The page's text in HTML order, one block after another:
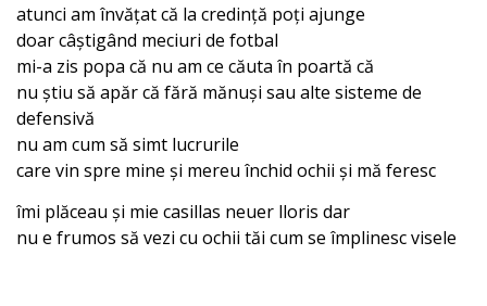
atunci am învățat că la credință poți ajunge
doar câștigând meciuri de fotbal
mi-a zis popa că nu am ce căuta în poartă că
nu știu să apăr că fără mănuși sau alte sisteme de
defensivă
nu am cum să simt lucrurile
care vin spre mine și mereu închid ochii și mă feresc
îmi plăceau și mie casillas neuer lloris dar
nu e frumos să vezi cu ochii tăi cum se împlinesc visele